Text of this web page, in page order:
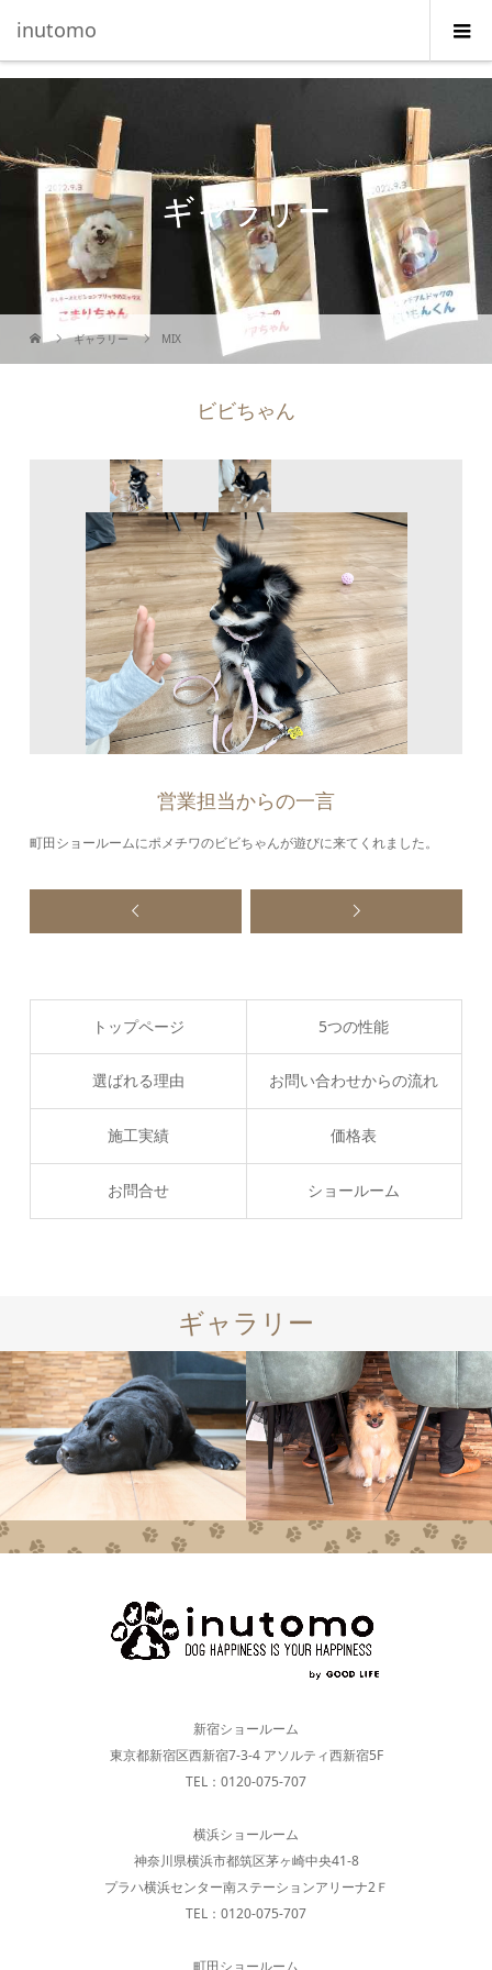
inutomo
ギャラリー
ギャラリー MIX
ビビちゃん
営業担当からの一言
町田ショールームにポメチワのビビちゃんが遊びに来てくれました。
トップページ 5つの性能
選ばれる理由 お問い合わせからの流れ
施工実績 価格表
お問合せ ショールーム
ギャラリー
新宿ショールーム
東京都新宿区西新宿7-3-4 アソルティ西新宿5F
TEL：0120-075-707
横浜ショールーム
神奈川県横浜市都筑区茅ヶ崎中央41-8
プラハ横浜センター南ステーションアリーナ2Ｆ
TEL：0120-075-707
町田ショールーム